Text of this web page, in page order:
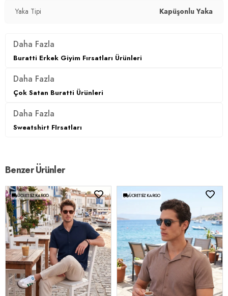
Yaka Tipi Kapüşonlu Yaka
Daha Fazla
Buratti Erkek Giyim Fırsatları Ürünleri
Daha Fazla
Çok Satan Buratti Ürünleri
Daha Fazla
Sweatshirt FIrsatları
Benzer Ürünler
ÜCRETSIZ KARGO ÜCRETSIZ KARGO